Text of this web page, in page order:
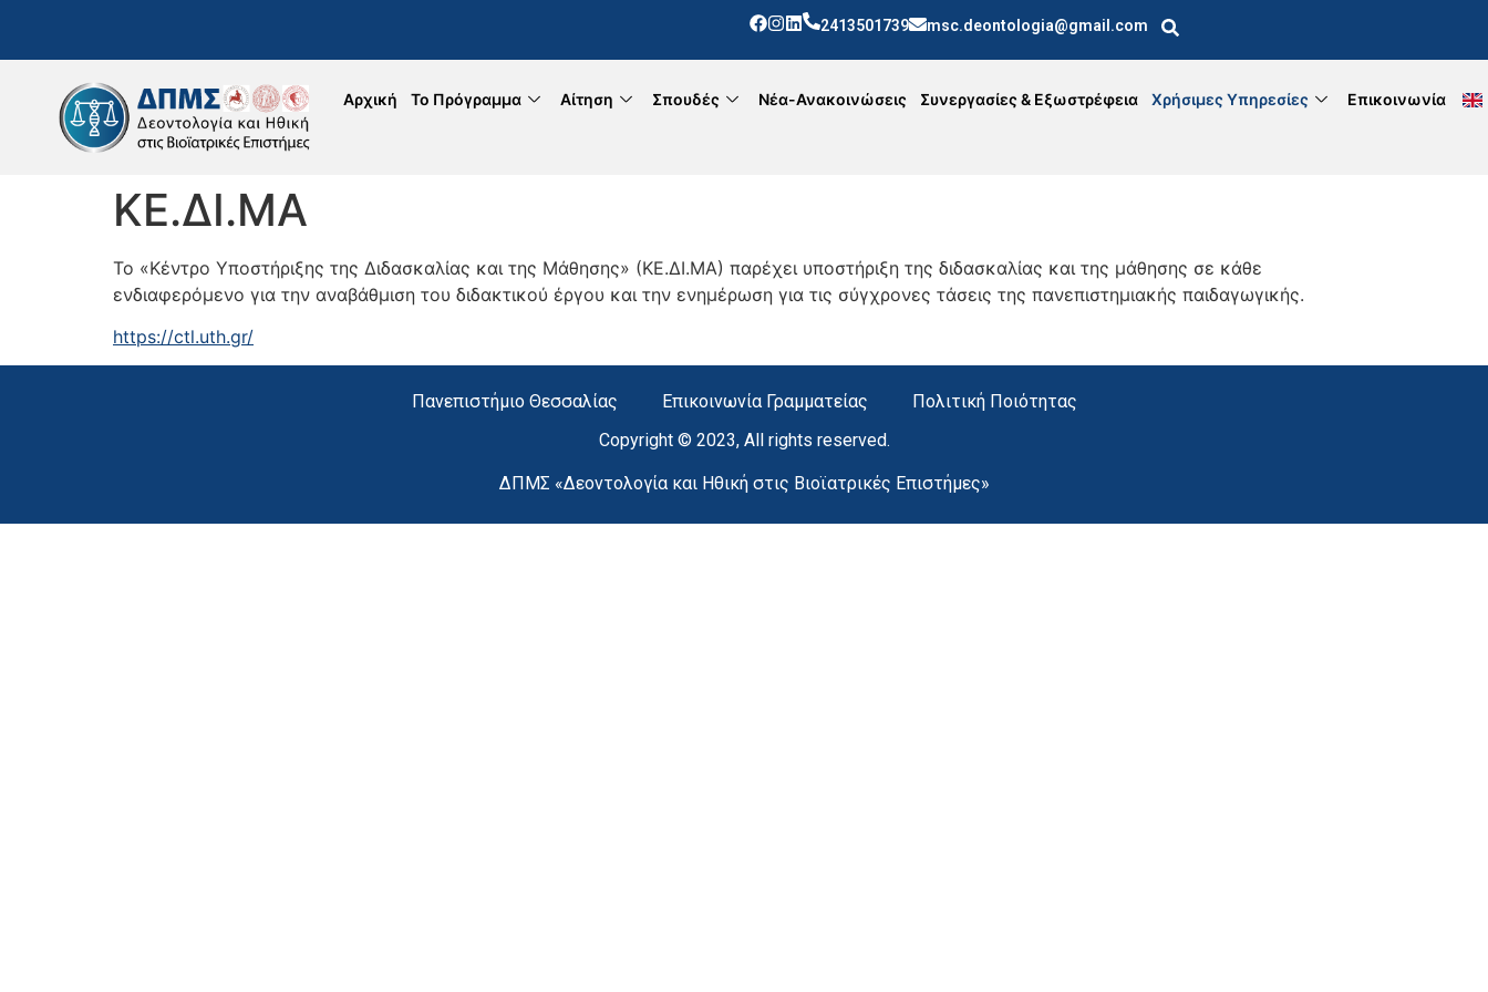
2413501739 msc.deontologia@gmail.com
Αρχική Το Πρόγραμμα Αίτηση Σπουδές Νέα-Ανακοινώσεις Συνεργασίες & Εξωστρέφεια Χρήσιμες Υπηρεσίες Επικοινωνία
ΚΕ.ΔΙ.ΜΑ
Το «Κέντρο Υποστήριξης της Διδασκαλίας και της Μάθησης» (ΚΕ.ΔΙ.ΜΑ) παρέχει υποστήριξη της διδασκαλίας και της μάθησης σε κάθε
ενδιαφερόμενο για την αναβάθμιση του διδακτικού έργου και την ενημέρωση για τις σύγχρονες τάσεις της πανεπιστημιακής παιδαγωγικής.
https://ctl.uth.gr/
Πανεπιστήμιο Θεσσαλίας Επικοινωνία Γραμματείας
Πολιτική Ποιότητας
Copyright © 2023, All rights reserved.
ΔΠΜΣ «Δεοντολογία και Ηθική στις Βιοϊατρικές Επιστήμες»